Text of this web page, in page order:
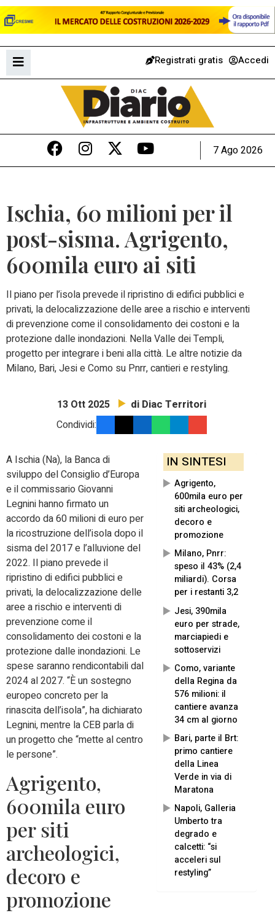
Registrati gratis Accedi
7 Ago 2026
Ischia, 60 milioni per il
post-sisma. Agrigento,
600mila euro ai siti
Il piano per l’isola prevede il ripristino di edifici pubblici e
privati, la delocalizzazione delle aree a rischio e interventi
di prevenzione come il consolidamento dei costoni e la
protezione dalle inondazioni. Nella Valle dei Templi,
progetto per integrare i beni alla città. Le altre notizie da
Milano, Bari, Jesi e Como su Pnrr, cantieri e restyling.
13 Ott 2025 di Diac Territori
Condividi:
IN SINTESI
Agrigento,
600mila euro per
siti archeologici,
decoro e
promozione
Milano, Pnrr:
speso il 43% (2,4
miliardi). Corsa
per i restanti 3,2
Jesi, 390mila
euro per strade,
marciapiedi e
sottoservizi
Como, variante
della Regina da
576 milioni: il
cantiere avanza
34 cm al giorno
Bari, parte il Brt:
primo cantiere
della Linea
Verde in via di
Maratona
Napoli, Galleria
Umberto tra
degrado e
calcetti: “si
acceleri sul
restyling”
A Ischia (Na), la Banca di
sviluppo del Consiglio d’Europa
e il commissario Giovanni
Legnini hanno firmato un
accordo da 60 milioni di euro per
la ricostruzione dell’isola dopo il
sisma del 2017 e l’alluvione del
2022. Il piano prevede il
ripristino di edifici pubblici e
privati, la delocalizzazione delle
aree a rischio e interventi di
prevenzione come il
consolidamento dei costoni e la
protezione dalle inondazioni. Le
spese saranno rendicontabili dal
2024 al 2027. “È un sostegno
europeo concreto per la
rinascita dell’isola”, ha dichiarato
Legnini, mentre la CEB parla di
un progetto che “mette al centro
le persone”.
Agrigento,
600mila euro
per siti
archeologici,
decoro e
promozione